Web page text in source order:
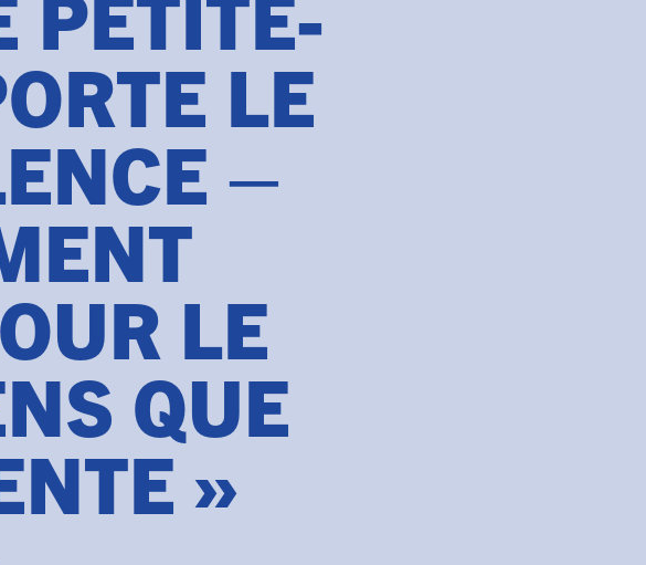
LE
–
LE
QUE
»